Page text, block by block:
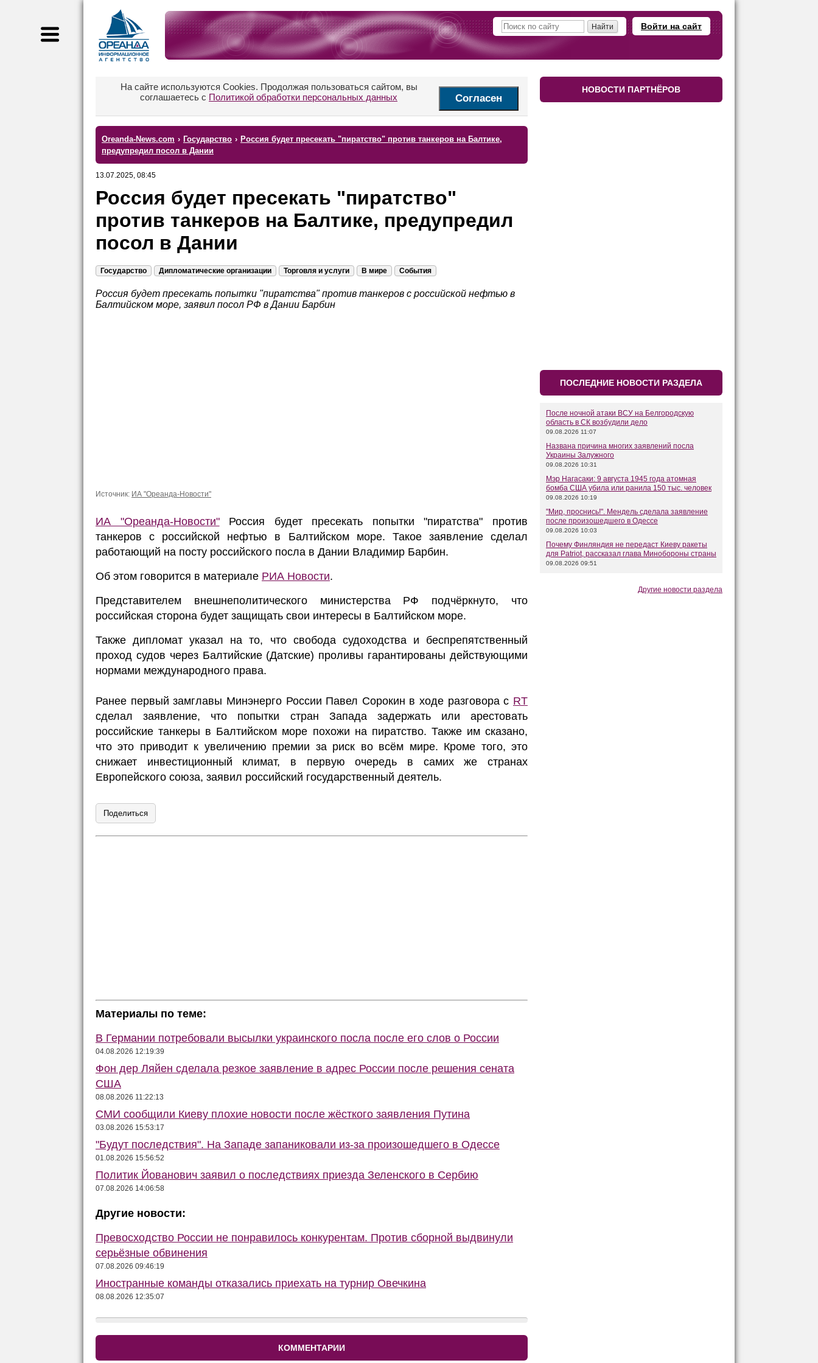
Войти на сайт
На сайте используются Cookies. Продолжая пользоваться сайтом, вы
соглашаетесь с Политикой обработки персональных данных Согласен
Oreanda-News.com › Государство › Россия будет пресекать "пиратство" против танкеров на Балтике,
предупредил посол в Дании
13.07.2025, 08:45
Россия будет пресекать "пиратство"
против танкеров на Балтике, предупредил
посол в Дании
Государство Дипломатические организации Торговля и услуги В мире События
Россия будет пресекать попытки "пиратства" против танкеров с российской нефтью в
Балтийском море, заявил посол РФ в Дании Барбин
Источник: ИА "Ореанда-Новости"
ИА "Ореанда-Новости"Россия будет пресекать попытки "пиратства" против
танкеров с российской нефтью в Балтийском море. Такое заявление сделал
работающий на посту российского посла в Дании Владимир Барбин.
Об этом говорится в материале РИА Новости.
Представителем внешнеполитического министерства РФ подчёркнуто, что
российская сторона будет защищать свои интересы в Балтийском море.
Также дипломат указал на то, что свобода судоходства и беспрепятственный
проход судов через Балтийские (Датские) проливы гарантированы действующими
нормами международного права.
Ранее первый замглавы Минэнерго России Павел Сорокин в ходе разговора с RT
сделал заявление, что попытки стран Запада задержать или арестовать
российские танкеры в Балтийском море похожи на пиратство. Также им сказано,
что это приводит к увеличению премии за риск во всём мире. Кроме того, это
снижает инвестиционный климат, в первую очередь в самих же странах
Европейского союза, заявил российский государственный деятель.
Поделиться
Материалы по теме:
В Германии потребовали высылки украинского посла после его слов о России
04.08.2026 12:19:39
Фон дер Ляйен сделала резкое заявление в адрес России после решения сената
США
08.08.2026 11:22:13
СМИ сообщили Киеву плохие новости после жёсткого заявления Путина
03.08.2026 15:53:17
"Будут последствия". На Западе запаниковали из-за произошедшего в Одессе
01.08.2026 15:56:52
Политик Йованович заявил о последствиях приезда Зеленского в Сербию
07.08.2026 14:06:58
Другие новости:
Превосходство России не понравилось конкурентам. Против сборной выдвинули
серьёзные обвинения
07.08.2026 09:46:19
Иностранные команды отказались приехать на турнир Овечкина
08.08.2026 12:35:07
КОММЕНТАРИИ
НОВОСТИ ПАРТНЁРОВ
ПОСЛЕДНИЕ НОВОСТИ РАЗДЕЛА
После ночной атаки ВСУ на Белгородскую
область в СК возбудили дело
09.08.2026 11:07
Названа причина многих заявлений посла
Украины Залужного
09.08.2026 10:31
Мэр Нагасаки: 9 августа 1945 года атомная
бомба США убила или ранила 150 тыс. человек
09.08.2026 10:19
"Мир, проснись!". Мендель сделала заявление
после произошедшего в Одессе
09.08.2026 10:03
Почему Финляндия не передаст Киеву ракеты
для Patriot, рассказал глава Минобороны страны
09.08.2026 09:51
Другие новости раздела